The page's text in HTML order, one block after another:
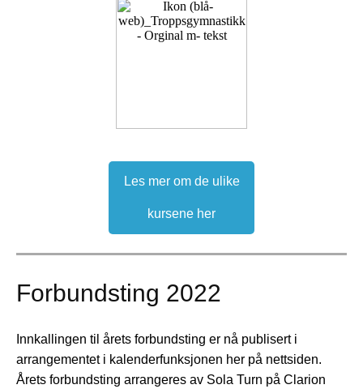
Les mer om de ulike
kursene her
Forbundsting 2022
Innkallingen til årets forbundsting er nå publisert i
arrangementet i kalenderfunksjonen her på nettsiden.
Årets forbundsting arrangeres av Sola Turn på Clarion